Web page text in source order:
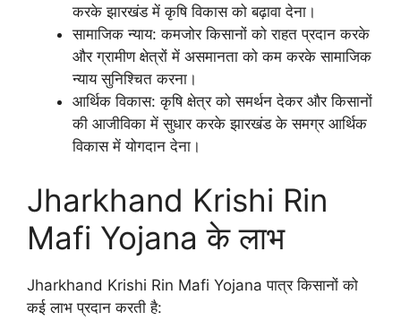
करके झारखंड में कृषि विकास को बढ़ावा देना।
सामाजिक न्याय: कमजोर किसानों को राहत प्रदान करके
और ग्रामीण क्षेत्रों में असमानता को कम करके सामाजिक
न्याय सुनिश्चित करना।
आर्थिक विकास: कृषि क्षेत्र को समर्थन देकर और किसानों
की आजीविका में सुधार करके झारखंड के समग्र आर्थिक
विकास में योगदान देना।
Jharkhand Krishi Rin
Mafi Yojana के लाभ
Jharkhand Krishi Rin Mafi Yojana पात्र किसानों को
कई लाभ प्रदान करती है: